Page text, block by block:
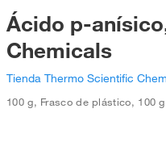
Ácido p-
Chemicals
Tienda Thermo Scientific
100 g, Frasco de plástico, 100 g